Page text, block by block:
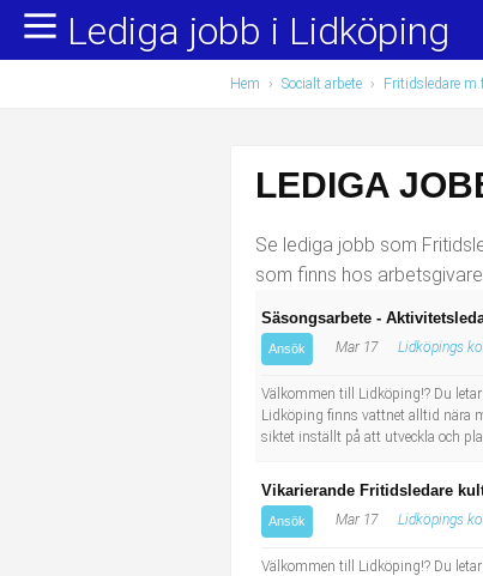
Yrkesområden
Administration, ekonomi, juridik
Försäljning, inköp, marknadsföring
Hotell, restaurang, storhushåll
Populära jobb
Undersköterska, hemtjänst och äldreboende
Lärare i förskola/Förskollärare
Bussförare/Busschaufför
Behandlingsassistent/Socialpedagog
Lediga jobb i Lidköping
Hem › Socialt arbete › Fritidsledare
LEDIGA
Se lediga jobb som
som finns hos
Säsongsarbete -
Ansök Mar 17 Lidköpings
Välkommen till Lidköping!? Du
Lidköping finns vattnet alltid nära
siktet inställt på att utveckla och
Vikarierande Fritidsledare
Ansök Mar 17 Lidköpings
Välkommen till Lidköping!? Du